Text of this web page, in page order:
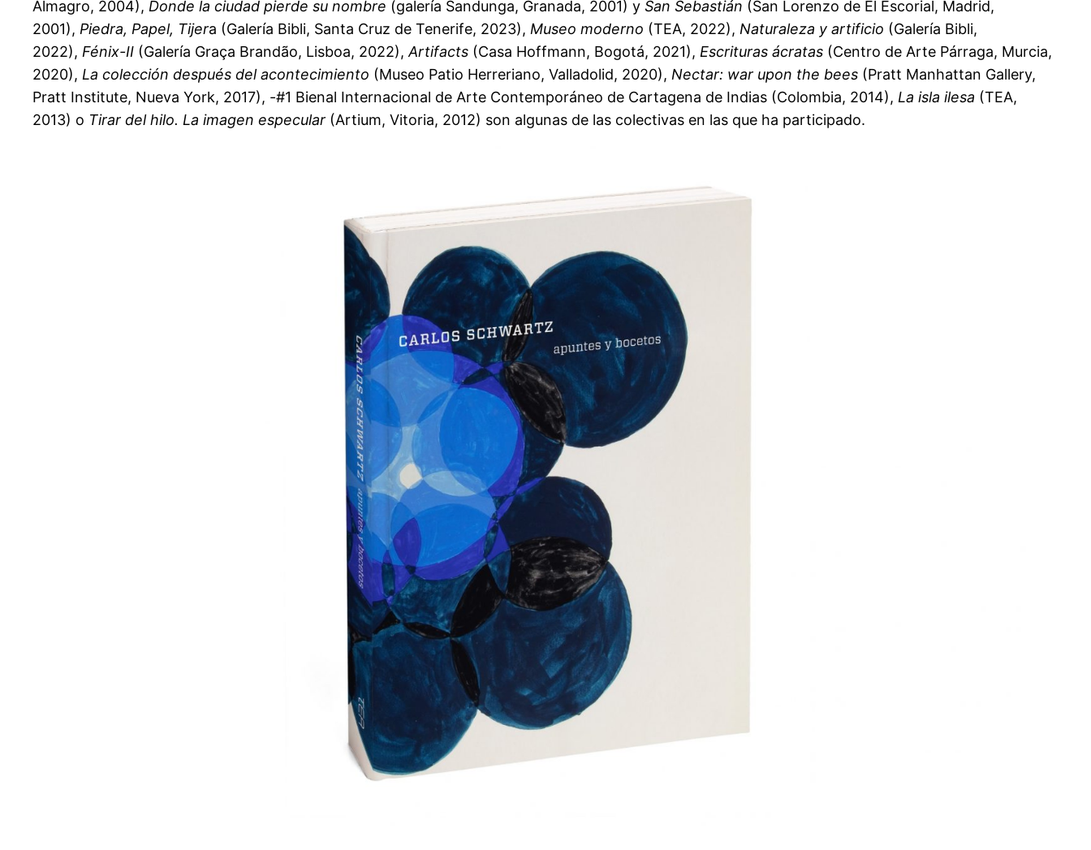
Almagro, 2004), Donde la ciudad pierde su nombre (galería Sandunga, Granada, 2001) y San Sebastián (San Lorenzo de El Escorial, Madrid,
2001), Piedra, Papel, Tijera (Galería Bibli, Santa Cruz de Tenerife, 2023), Museo moderno (TEA, 2022), Naturaleza y artificio (Galería Bibli,
2022), Fénix-II (Galería Graça Brandão, Lisboa, 2022), Artifacts (Casa Hoffmann, Bogotá, 2021), Escrituras ácratas (Centro de Arte Párraga, Murcia,
2020), La colección después del acontecimiento (Museo Patio Herreriano, Valladolid, 2020), Nectar: war upon the bees (Pratt Manhattan Gallery,
Pratt Institute, Nueva York, 2017), -#1 Bienal Internacional de Arte Contemporáneo de Cartagena de Indias (Colombia, 2014), La isla ilesa (TEA,
2013) o Tirar del hilo. La imagen especular (Artium, Vitoria, 2012) son algunas de las colectivas en las que ha participado.